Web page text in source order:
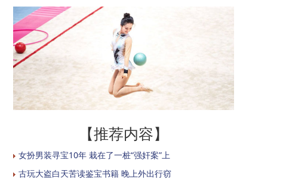
【推荐内容】
女扮男装寻宝10年 栽在了一桩“强奸案”上
古玩大盗白天苦读鉴宝书籍 晚上外出行窃